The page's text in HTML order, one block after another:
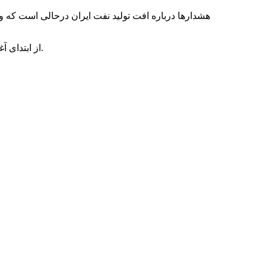
از ابتدای آغاز برنامه‌های توسعه، حتی در شرایط غیرتحریمی و حضور غول‌‌های نفتی دنیا نیز رقم تولید نفت کشور از ۴.۲ میلیون بشکه فراتر نرفته است.